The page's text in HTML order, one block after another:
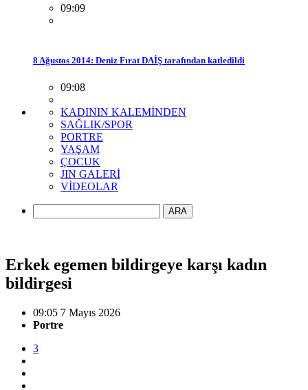
09:09
8 Ağustos 2014: Deniz Fırat DAİŞ tarafından katledildi
09:08
KADININ KALEMİNDEN
SAĞLIK/SPOR
PORTRE
YAŞAM
ÇOCUK
JIN GALERİ
VİDEOLAR
ARA
Erkek egemen bildirgeye karşı kadın
bildirgesi
09:05 7 Mayıs 2026
Portre
3